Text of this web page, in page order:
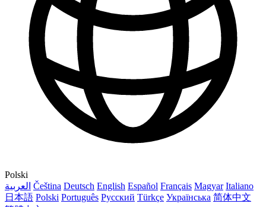
Polski
العربية Čeština Deutsch English Español Français Magyar Italiano
日本語 Polski Português Русский Türkçe Українська 简体中文